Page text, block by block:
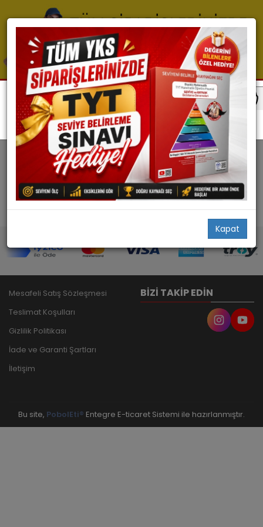
Kapat
PDF'ler
TYT_Matematik_Video_Konu_(24_forma)_2_renk
Mesafeli Satış Sözleşmesi
Teslimat Koşulları
Gizlilik Politikası
İade ve Garanti Şartları
İletişim
BIZI TAKIP EDIN
Bu site, PobolEti® Entegre E-ticaret Sistemi ile hazırlanmıştır.